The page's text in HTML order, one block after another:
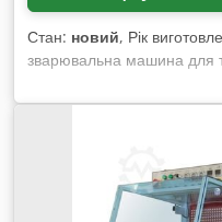
Стан: новий, Рік
зварювальна машина для
Підходить для дуже
підходить у комбінації з
Xtra Wide. Придатна для
вбудованого
подавання. - Технічні
кількість циклів машини